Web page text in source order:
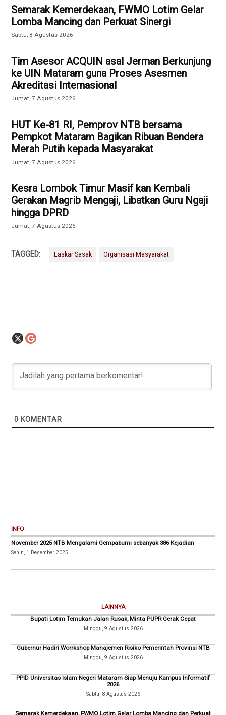
Semarak Kemerdekaan, FWMO Lotim Gelar
Lomba Mancing dan Perkuat Sinergi
Sabtu, 8 Agustus 2026
Tim Asesor ACQUIN asal Jerman Berkunjung
ke UIN Mataram guna Proses Asesmen
Akreditasi Internasional
Jumat, 7 Agustus 2026
HUT Ke-81 RI, Pemprov NTB bersama
Pempkot Mataram Bagikan Ribuan Bendera
Merah Putih kepada Masyarakat
Jumat, 7 Agustus 2026
Kesra Lombok Timur Masif kan Kembali
Gerakan Magrib Mengaji, Libatkan Guru Ngaji
hingga DPRD
Jumat, 7 Agustus 2026
TAGGED: Laskar Sasak Organisasi Masyarakat
0 KOMENTAR
INFO
November 2025 NTB Mengalami Gempabumi sebanyak 386 Kejadian
Senin, 1 Desember 2025
LAINNYA
Bupati Lotim Temukan Jalan Rusak, Minta PUPR Gerak Cepat
Minggu, 9 Agustus 2026
Gubernur Hadiri Worrkshop Manajemen Risiko Pemerintah Provinsi NTB
Minggu, 9 Agustus 2026
PPID Universitas Islam Negeri Mataram Siap Menuju Kampus Informatif
2026
Sabtu, 8 Agustus 2026
Semarak Kemerdekaan, FWMO Lotim Gelar Lomba Mancing dan Perkuat